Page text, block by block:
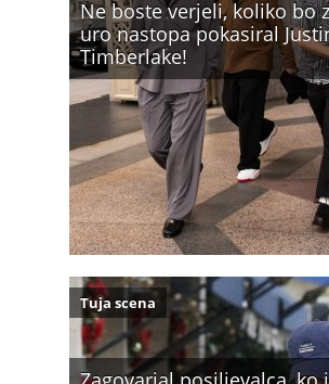
Ne boste verjeli, koliko bo
uro nastopa pokasiral
Timberlake!
Tuja scena